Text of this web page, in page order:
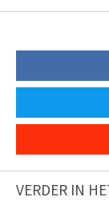
VERDER IN